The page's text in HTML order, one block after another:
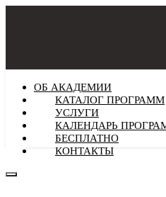
ОБ АКАДЕМИИ
КАТАЛОГ ПРОГРАММ
УСЛУГИ
КАЛЕНДАРЬ
БЕСПЛАТНО
КОНТАКТЫ